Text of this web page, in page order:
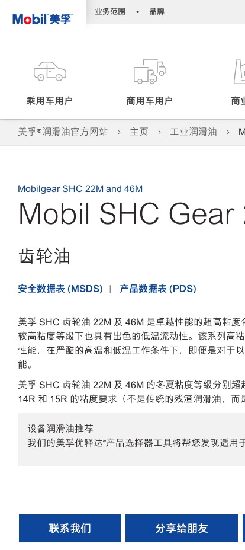
业务范围 • 品牌
乘用车用户 商用车用户 商
美孚®润滑油官方网站 主页 工业润滑油
Mobilgear SHC 22M and 46M
Mobil SHC Gear
齿轮油
安全数据表 (MSDS) 产品数据表 (PDS)
美孚 SHC 齿轮油 22M 及 46M 是卓越性能的超高粘
较高粘度等级下也具有出色的低温流动性。该系列高
性能，在严酷的高温和低温工作条件下，即便是对于
能。
美孚 SHC 齿轮油 22M 及 46M 的冬夏粘度等级分别
14R 和 15R 的粘度要求（不是传统的残渣润滑油，
设备润滑油推荐
我们的美孚优释达℠产品选择器工具将帮您发现适用
联系我们 分享给朋友